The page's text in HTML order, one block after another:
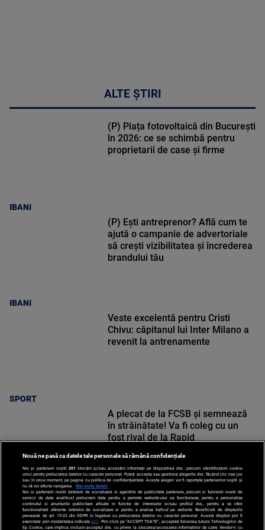
ALTE ȘTIRI
IBANI
(P) Piața fotovoltaică din București
în 2026: ce se schimbă pentru
proprietarii de case și firme
IBANI
(P) Ești antreprenor? Află cum te
ajută o campanie de advertoriale
să crești vizibilitatea și încrederea
brandului tău
SPORT
Veste excelentă pentru Cristi
Chivu: căpitanul lui Inter Milano a
revenit la antrenamente
SPORT
A plecat de la FCSB și semnează
în străinătate! Va fi coleg cu un
fost rival de la Rapid
Nouă ne pasă ca datele tale personale să rămână confidențiale
Noi și partenerii noștri 201 stocăm și/sau accesăm informații pe dispozitivul dvs., precum identificatorii cookie
unici pentru prelucrarea datelor cu caracter personal. Puteți accepta sau gestiona alegerile dvs. făcând clic mai jos
sau în orice moment, pe pagina cu politica de confidențialitate. Aceste alegeri vor fi raportate partenerilor noștri și
nu vă vor afecta navigarea.
Mai multe detalii
Noi si partenerii nostri (retelele de socializare si agentiile de publicitate partenere, precum si furnizorii nostri de
servicii de date analitice) prelucram date pentru a permite website-ului sa functioneze, pentru a personaliza
continutul si anunturile publicitare afisate in functie de interesele si/sau profilul dvs., pentru a va oferi
functionalitati aferente retelelor de socializare si pentru a analiza traficul pe website. Beneficiati de drepturile
prevazute de art. 15-22 din GDPR in legatura cu prelucrarea datelor cu caracter personal. Aceste drepturi pot fi
exercitate prin modalitatea indicataaici . Prin click pe “ACCEPT TOATE”, acceptati folosirea tuturor Tehnologiilor de
tip Cookie, care implica inclusiv acceptul dvs. cu privire la stocarea/accesarea informatiilor de catre Vendor-ii cu